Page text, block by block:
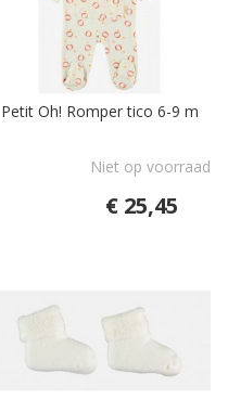
Petit Oh! Romper tico 6-9 m
Niet op voorraad
€ 25,45